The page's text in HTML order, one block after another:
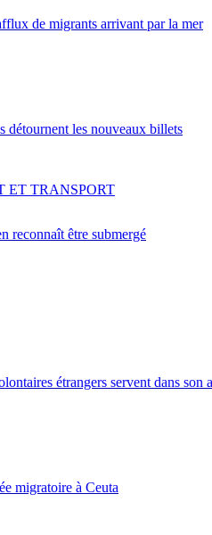
de migrants arrivant par la mer
détournent les nouveaux billets
reconnaît être submergé
ET TRANSPORT
étrangers servent dans son
migratoire à Ceuta